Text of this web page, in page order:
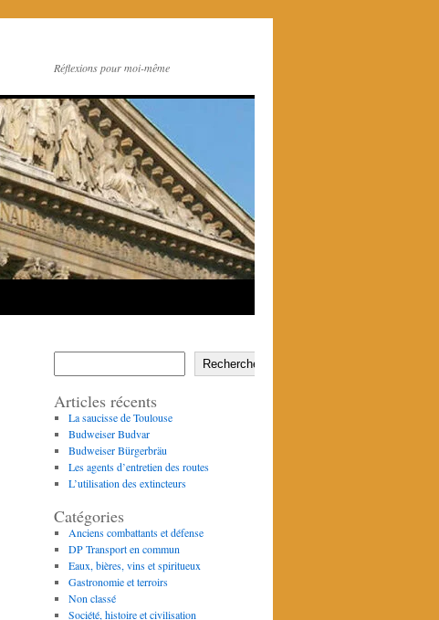
Réflexions pour moi-même
Rechercher
Articles récents
La saucisse de Toulouse
Budweiser Budvar
Budweiser Bürgerbräu
Les agents d’entretien des routes
L’utilisation des extincteurs
Catégories
Anciens combattants et défense
DP Transport en commun
Eaux, bières, vins et spiritueux
Gastronomie et terroirs
Non classé
Société, histoire et civilisation